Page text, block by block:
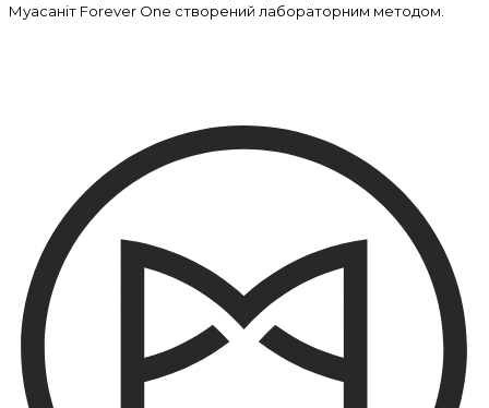
Муасаніт Forever One створений лабораторним методом.